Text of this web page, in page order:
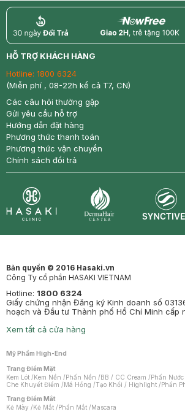
return nowfree
HỖ TRỢ KHÁCH HÀNG
Hotline: 1800 6324
(Miễn phí , 08-22h kể cả T7, CN)
Các câu hỏi thường gặp
Gửi yêu cầu hỗ trợ
Hướng dẫn đặt hàng
Phương thức thanh toán
Phương thức vận chuyển
Chính sách đổi trả
Bản quyền © 2016 Hasaki.vn
Công Ty cổ phần HASAKI VIETNAM
Hotline: 1800 6324
Giấy chứng nhận Đăng ký Kinh doanh số
hoạch và Đầu tư Thành phố Hồ Chí Minh cấp
Xem tất cả cửa hàng
Mỹ Phẩm High-End
Trang Điểm Mặt
Kem Lót /Kem Nền /Phấn Nền /BB / CC Cream /Phấn
Che Khuyết Điểm /Má Hồng /Tạo Khối / Highlight /Phấn
Trang Điểm Mắt
Kẻ Mày /Kẻ Mắt /Phấn Mắt /Mascara